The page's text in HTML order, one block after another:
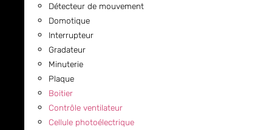
Détecteur de mouvement
Domotique
Interrupteur
Gradateur
Minuterie
Plaque
Boitier
Contrôle ventilateur
Cellule photoélectrique